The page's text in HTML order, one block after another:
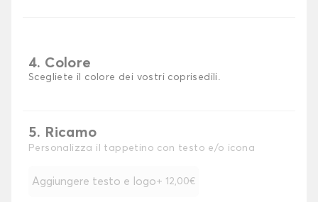
4. Colore
Scegliete il colore dei vostri coprisedili.
5. Ricamo
Personalizza il tappetino con testo e/o icona
Aggiungere testo e logo + 12,00€